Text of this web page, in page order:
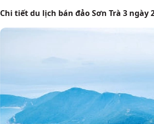
Chi tiết du lịch bán đảo Sơn Trà 3 ngày